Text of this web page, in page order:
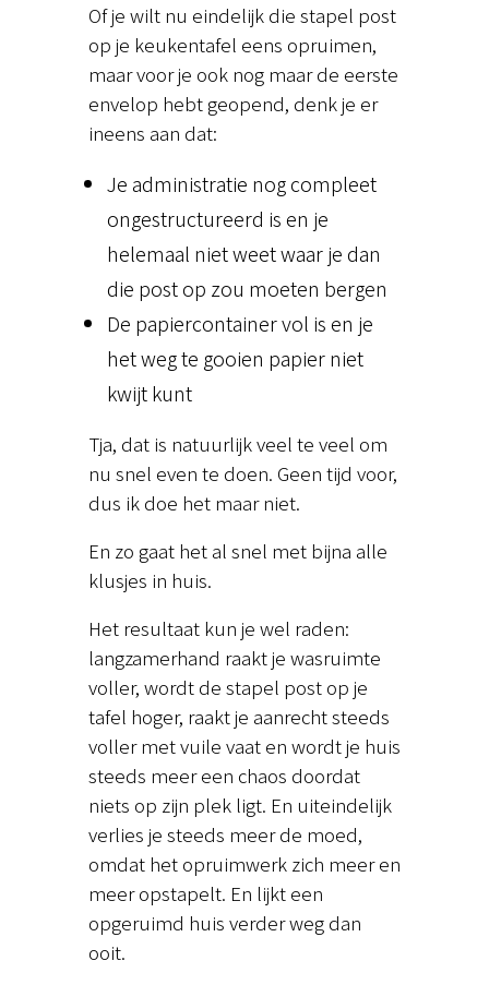
Of je wilt nu eindelijk die stapel post
op je keukentafel eens opruimen,
maar voor je ook nog maar de eerste
envelop hebt geopend, denk je er
ineens aan dat:
Je administratie nog compleet
ongestructureerd is en je
helemaal niet weet waar je dan
die post op zou moeten bergen
De papiercontainer vol is en je
het weg te gooien papier niet
kwijt kunt
Tja, dat is natuurlijk veel te veel om
nu snel even te doen. Geen tijd voor,
dus ik doe het maar niet.
En zo gaat het al snel met bijna alle
klusjes in huis.
Het resultaat kun je wel raden:
langzamerhand raakt je wasruimte
voller, wordt de stapel post op je
tafel hoger, raakt je aanrecht steeds
voller met vuile vaat en wordt je huis
steeds meer een chaos doordat
niets op zijn plek ligt. En uiteindelijk
verlies je steeds meer de moed,
omdat het opruimwerk zich meer en
meer opstapelt. En lijkt een
opgeruimd huis verder weg dan
ooit.